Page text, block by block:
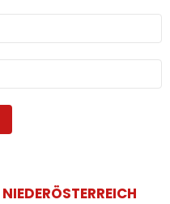
NIEDERÖSTERREICH